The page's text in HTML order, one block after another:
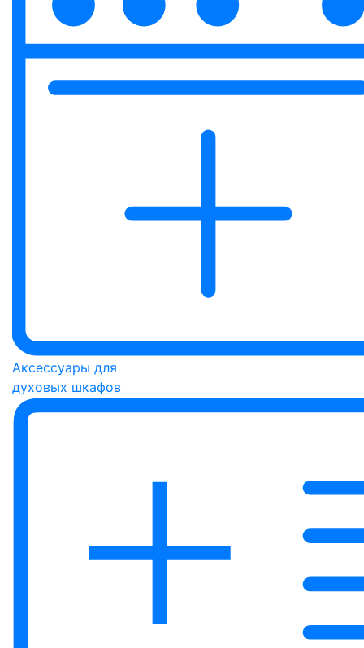
Аксессуары для
духовых шкафов